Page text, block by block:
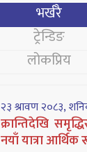
भर्खरै
ट्रेन्डिङ
लोकप्रिय
२३ श्रावण २०८३,
क्रान्तिदेखि
नयाँ यात्रा